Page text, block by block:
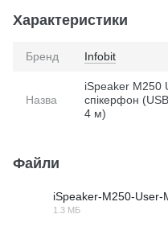
Характеристики
Бренд Infobit
Назва
iSpeaker M250
спікерфон
4 м)
Файли
iSpeaker-M250-User-
1.3 МБ